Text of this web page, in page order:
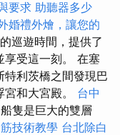
要求 助聽器多少
婚禮外燴，讓您的
巡遊時間，提供了
享受這一刻。 在塞
利茨橋之間發現巴
和大宮殿。 台中
隻是巨大的雙層
技術教學 台北除白